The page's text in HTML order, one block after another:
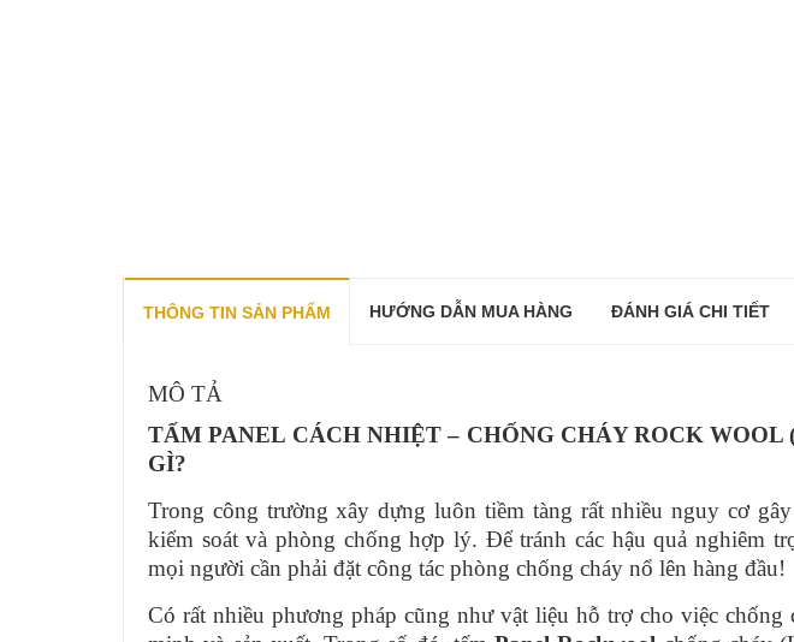
THÔNG TIN SẢN PHẨM HƯỚNG DẪN MUA HÀNG ĐÁNH GIÁ CHI TIẾT
MÔ TẢ
TẤM PANEL CÁCH NHIỆT – CHỐNG CHÁY ROCK
GÌ?
Trong công trường xây dựng luôn tiềm tàng rất nhiều nguy cơ
kiểm soát và phòng chống hợp lý. Để tránh các hậu quả nghiêm
mọi người cần phải đặt công tác phòng chống cháy nổ lên hàng đầu!
Có rất nhiều phương pháp cũng như vật liệu hỗ trợ cho việc